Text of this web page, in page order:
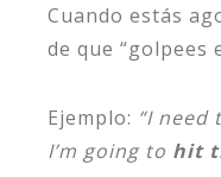
Cuando estás
de que “golpees
Ejemplo: “I
I’m going to hit